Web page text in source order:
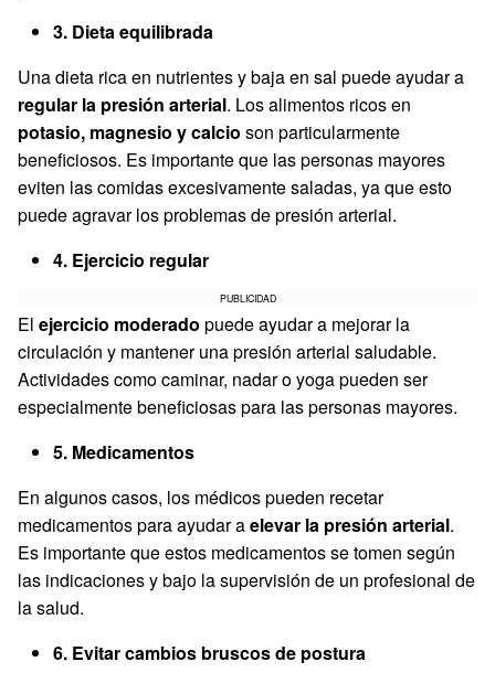
3. Dieta equilibrada
Una dieta rica en nutrientes y baja en sal puede ayudar a
regular la presión arterial. Los alimentos ricos en
potasio, magnesio y calcio son particularmente
beneficiosos. Es importante que las personas mayores
eviten las comidas excesivamente saladas, ya que esto
puede agravar los problemas de presión arterial.
4. Ejercicio regular
PUBLICIDAD
El ejercicio moderado puede ayudar a mejorar la
circulación y mantener una presión arterial saludable.
Actividades como caminar, nadar o yoga pueden ser
especialmente beneficiosas para las personas mayores.
5. Medicamentos
En algunos casos, los médicos pueden recetar
medicamentos para ayudar aelevar la presión arterial.
Es importante que estos medicamentos se tomen según
las indicaciones y bajo la supervisión de un profesional de
la salud.
6. Evitar cambios bruscos de postura